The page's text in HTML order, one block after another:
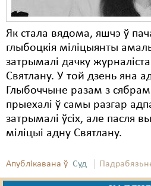
Як стала вядома, яшчэ ў
глыбоцкія міліцыянты
затрымалі дачку
Святлану. У той дзень яна
Глыбоччыне разам з
прыехалі ў самы разгар
затрымалі ўсіх, але пасля
міліцыі адну Святлану.
Апублікавана ў Суд
Мірныя сходы
Палітвязьні
Праваабаронцы
Правы дзіцяці
Распальваньне варожасьці